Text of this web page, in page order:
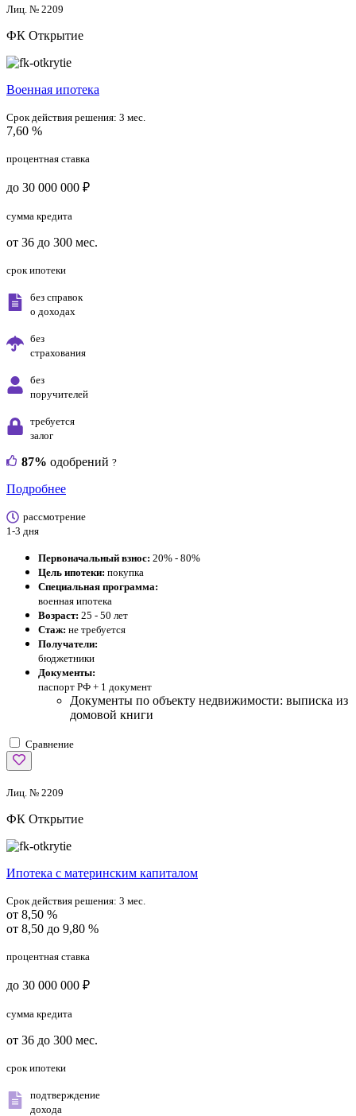
Лиц. № 2209
ФК Открытие
Военная ипотека
Срок действия решения: 3 мес.
7,60 %
процентная ставка
до 30 000 000 ₽
сумма кредита
от 36 до 300 мес.
срок ипотеки
без справок
о доходах
без
страхования
без
поручителей
требуется
залог
87% одобрений ?
Подробнее
рассмотрение
1-3 дня
Первоначальный взнос: 20% - 80%
Цель ипотеки: покупка
Специальная программа:
военная ипотека
Возраст: 25 - 50 лет
Стаж: не требуется
Получатели:
бюджетники
Документы:
паспорт РФ + 1 документ
Документы по объекту недвижимости: выписка из
домовой книги
Сравнение
Лиц. № 2209
ФК Открытие
Ипотека с материнским капиталом
Срок действия решения: 3 мес.
от 8,50 %
от 8,50 до 9,80 %
процентная ставка
до 30 000 000 ₽
сумма кредита
от 36 до 300 мес.
срок ипотеки
подтверждение
дохода